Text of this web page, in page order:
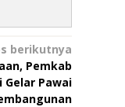
berikutnya
Pemkab
Pawai